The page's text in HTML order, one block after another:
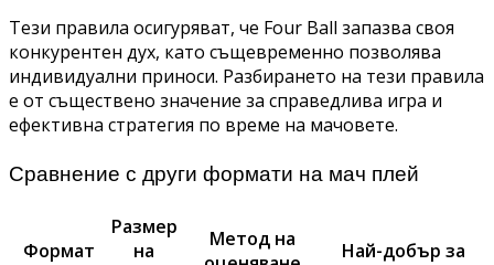
Тези правила осигуряват, че Four Ball запазва своя
конкурентен дух, като същевременно позволява
индивидуални приноси. Разбирането на тези правила
е от съществено значение за справедлива игра и
ефективна стратегия по време на мачовете.
Сравнение с други формати на мач плей
Формат
Размер
на
Метод на
Най-добър за